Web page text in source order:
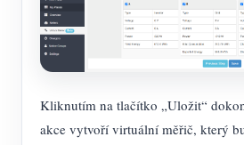
Kliknutím na tlačítko „Uložit“
akce vytvoří virtuální měřič, který